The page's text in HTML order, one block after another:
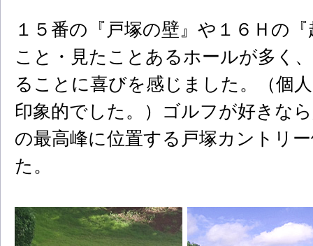
１５番の『戸塚の壁』や１６Ｈの
こと・見たことあるホールが多く
ることに喜びを感じました。（個
印象的でした。）ゴルフが好きな
の最高峰に位置する戸塚カントリ
た。